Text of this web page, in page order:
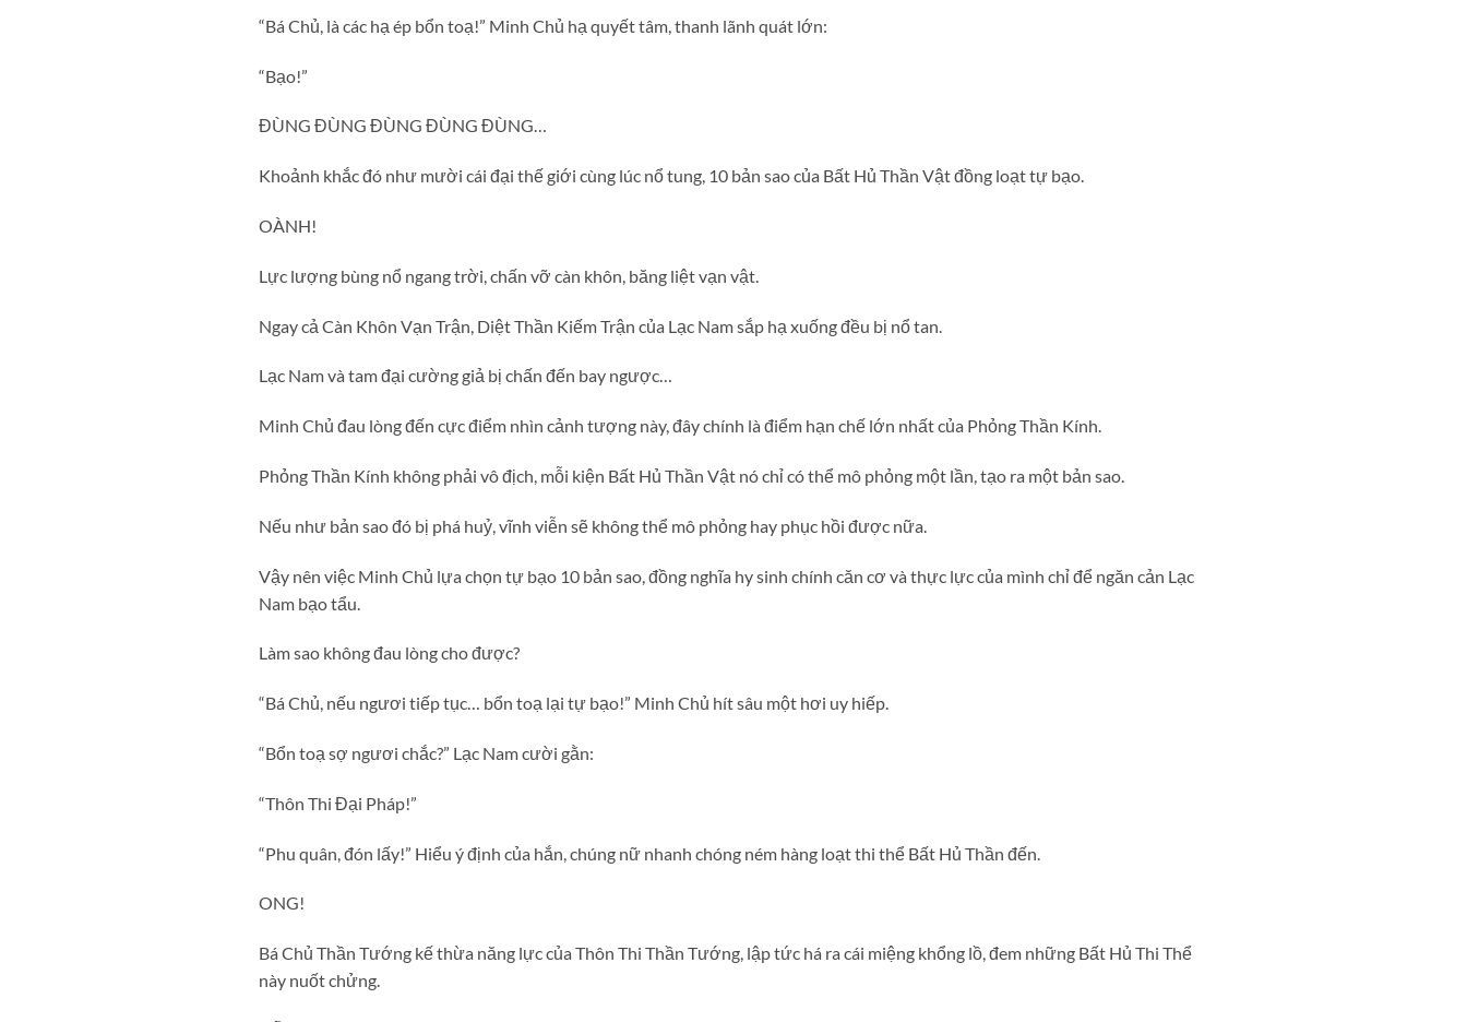
“Bá Chủ, là các hạ ép bổn toạ!” Minh Chủ hạ quyết tâm, thanh lãnh quát lớn:
“Bạo!”
ĐÙNG ĐÙNG ĐÙNG ĐÙNG ĐÙNG…
Khoảnh khắc đó như mười cái đại thế giới cùng lúc nổ tung, 10 bản sao của Bất Hủ Thần Vật đồng loạt tự bạo.
OÀNH!
Lực lượng bùng nổ ngang trời, chấn vỡ càn khôn, băng liệt vạn vật.
Ngay cả Càn Khôn Vạn Trận, Diệt Thần Kiếm Trận của Lạc Nam sắp hạ xuống đều bị nổ tan.
Lạc Nam và tam đại cường giả bị chấn đến bay ngược…
Minh Chủ đau lòng đến cực điểm nhìn cảnh tượng này, đây chính là điểm hạn chế lớn nhất của Phỏng Thần Kính.
Phỏng Thần Kính không phải vô địch, mỗi kiện Bất Hủ Thần Vật nó chỉ có thể mô phỏng một lần, tạo ra một bản sao.
Nếu như bản sao đó bị phá huỷ, vĩnh viễn sẽ không thể mô phỏng hay phục hồi được nữa.
Vậy nên việc Minh Chủ lựa chọn tự bạo 10 bản sao, đồng nghĩa hy sinh chính căn cơ và thực lực của mình chỉ để ngăn cản Lạc
Nam bạo tẩu.
Làm sao không đau lòng cho được?
“Bá Chủ, nếu ngươi tiếp tục… bổn toạ lại tự bạo!” Minh Chủ hít sâu một hơi uy hiếp.
“Bổn toạ sợ ngươi chắc?” Lạc Nam cười gằn:
“Thôn Thi Đại Pháp!”
“Phu quân, đón lấy!” Hiểu ý định của hắn, chúng nữ nhanh chóng ném hàng loạt thi thể Bất Hủ Thần đến.
ONG!
Bá Chủ Thần Tướng kế thừa năng lực của Thôn Thi Thần Tướng, lập tức há ra cái miệng khổng lồ, đem những Bất Hủ Thi Thể
này nuốt chửng.